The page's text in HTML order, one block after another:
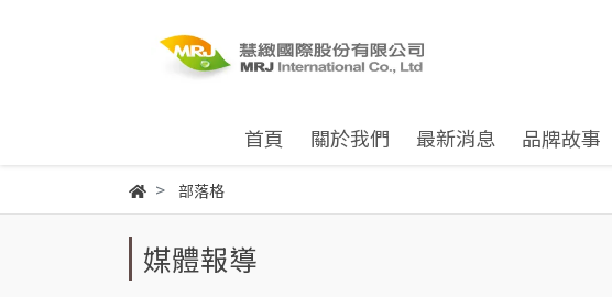
首頁 關於我們 最新消息 品牌故事
部落格
媒體報導